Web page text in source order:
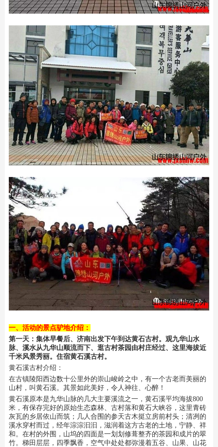
一、活动的景点驴地介绍：
第一天：集体早餐后、济南出发下午到达黄石古村。观九华山水
脉、溪水从九华山顺流而下、逛古村茶园由村庄经过、这里海拔近
千米风景秀丽。住宿黄石溪古村。
黄石溪古村介绍：
在古镇陵阳西边数十公里外的崇山峻岭之中，有一个古老而美丽的
山村，叫黄石溪。其景如此美好，令人神往、心醉！
黄石溪原本是九华山脉的几大主要溪流之一， 黄石溪平均海拔800
米，有保存完好的原始生态森林、古村落和黄石大峡谷，这里青砖
灰瓦的乡居依山而筑；几人合围的参天古木挺立房前村头；清冽的
溪水穿村而过，经年淙淙汩汩，滋润着这方古老的土地，宁静、祥
和。在村的外围，山坞的四面是一划划修葺整齐的茶园和成片的翠
竹。梯田层层，四季飘香，空气中处处都弥漫着五谷、山果、山花